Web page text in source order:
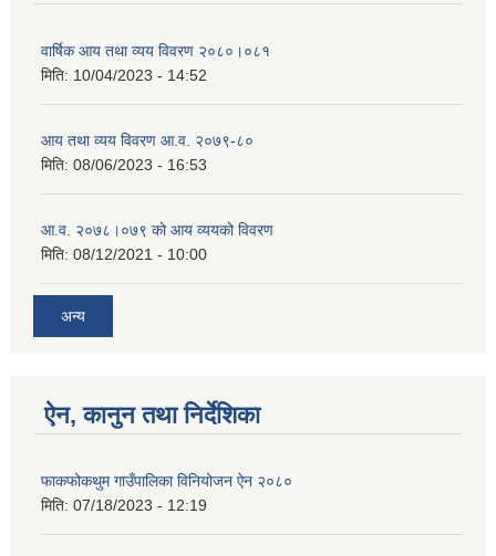
वार्षिक आय तथा व्यय विवरण २०८०।०८१
मिति: 10/04/2023 - 14:52
आय तथा व्यय विवरण आ.व. २०७९-८०
मिति: 08/06/2023 - 16:53
आ.व. २०७८।०७९ को आय व्ययको विवरण
मिति: 08/12/2021 - 10:00
अन्य
ऐन, कानुन तथा निर्देशिका
फाकफोकथुम गाउँपालिका विनियोजन ऐन २०८०
मिति: 07/18/2023 - 12:19